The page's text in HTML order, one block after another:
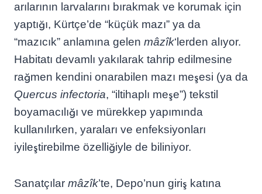
arılarının larvalarını bırakmak ve korumak için
yaptığı, Kürtçe’de “küçük mazı” ya da
“mazıcık” anlamına gelen mâzîk‘lerden alıyor.
Habitatı devamlı yakılarak tahrip edilmesine
rağmen kendini onarabilen mazı meşesi (ya da
Quercus infectoria, “iltihaplı meşe”) tekstil
boyamacılığı ve mürekkep yapımında
kullanılırken, yaraları ve enfeksiyonları
iyileştirebilme özelliğiyle de biliniyor.
Sanatçılar mâzîk’te, Depo’nun giriş katına